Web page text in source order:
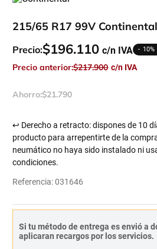
215/65 R17 99V
Precio:$196.110 10%
Precio anterior:$217.900
Ahorro:$21.790
↩ Derecho a retracto: dispones de 10
producto para arrepentirte de la
neumático no haya sido instalado ni
condiciones.
Referencia:031646
Si tu método de entrega es envió a
aplicaran recargos por los servicios.